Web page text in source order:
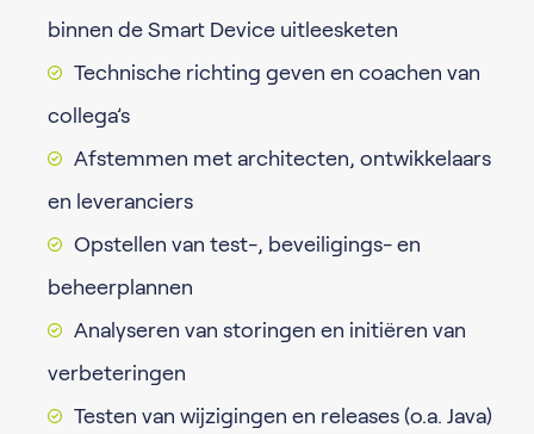
binnen de Smart Device uitleesketen
Technische richting geven en coachen van
collega’s
Afstemmen met architecten, ontwikkelaars
en leveranciers
Opstellen van test-, beveiligings- en
beheerplannen
Analyseren van storingen en initiëren van
verbeteringen
Testen van wijzigingen en releases (o.a. Java)